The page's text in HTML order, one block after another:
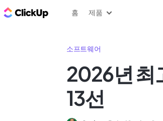
ClickUp 블로그
홈 제품
소프트웨어
2026년 최
13선